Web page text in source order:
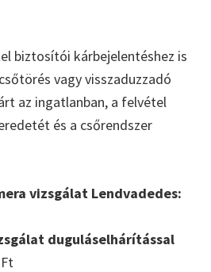
biztosítói kárbejelentéshez is
vagy visszaduzzadó
az ingatlanban, a felvétel
és a csőrendszer
vizsgálat Lendvadedes:
duguláselhárítással